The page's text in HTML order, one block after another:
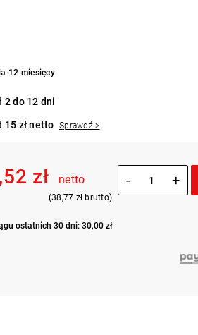
12 miesięcy
2 do 12 dni
15 zł netto Sprawdź >
zł netto
(38,77 zł brutto)
ostatnich 30 dni: 30,00 zł
- +